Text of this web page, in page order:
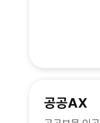
공공AX